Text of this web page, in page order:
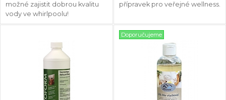
možné zajistit dobrou kvalitu
vody ve whirlpoolu!
přípravek pro veřejné wellness.
Doporučujeme